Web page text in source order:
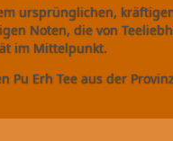
ursprünglichen,
Noten, die von
im Mittelpunkt.
Erh Tee aus der